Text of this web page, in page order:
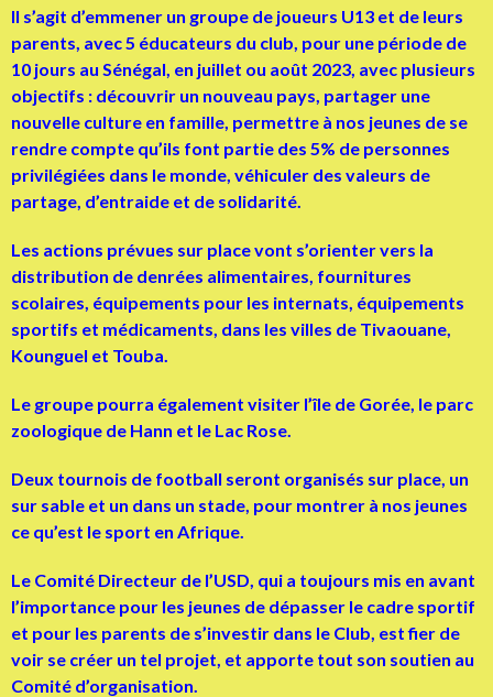
Il s’agit d’emmener un groupe de joueurs U13 et de leurs
parents, avec 5 éducateurs du club, pour une période de
10 jours au Sénégal, en juillet ou août 2023, avec plusieurs
objectifs : découvrir un nouveau pays, partager une
nouvelle culture en famille, permettre à nos jeunes de se
rendre compte qu’ils font partie des 5% de personnes
privilégiées dans le monde, véhiculer des valeurs de
partage, d’entraide et de solidarité.
Les actions prévues sur place vont s’orienter vers la
distribution de denrées alimentaires, fournitures
scolaires, équipements pour les internats, équipements
sportifs et médicaments, dans les villes de Tivaouane,
Kounguel et Touba.
Le groupe pourra également visiter l’île de Gorée, le parc
zoologique de Hann et le Lac Rose.
Deux tournois de football seront organisés sur place, un
sur sable et un dans un stade, pour montrer à nos jeunes
ce qu’est le sport en Afrique.
Le Comité Directeur de l’USD, qui a toujours mis en avant
l’importance pour les jeunes de dépasser le cadre sportif
et pour les parents de s’investir dans le Club, est fier de
voir se créer un tel projet, et apporte tout son soutien au
Comité d’organisation.